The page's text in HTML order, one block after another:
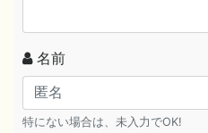
名前
特にない場合は、未入力でOK!